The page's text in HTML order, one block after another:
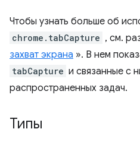
Чтобы узнать больше об
chrome.tabCapture , см.
захват экрана ». В нем
tabCapture и связанные с
распространенных задач.
Типы